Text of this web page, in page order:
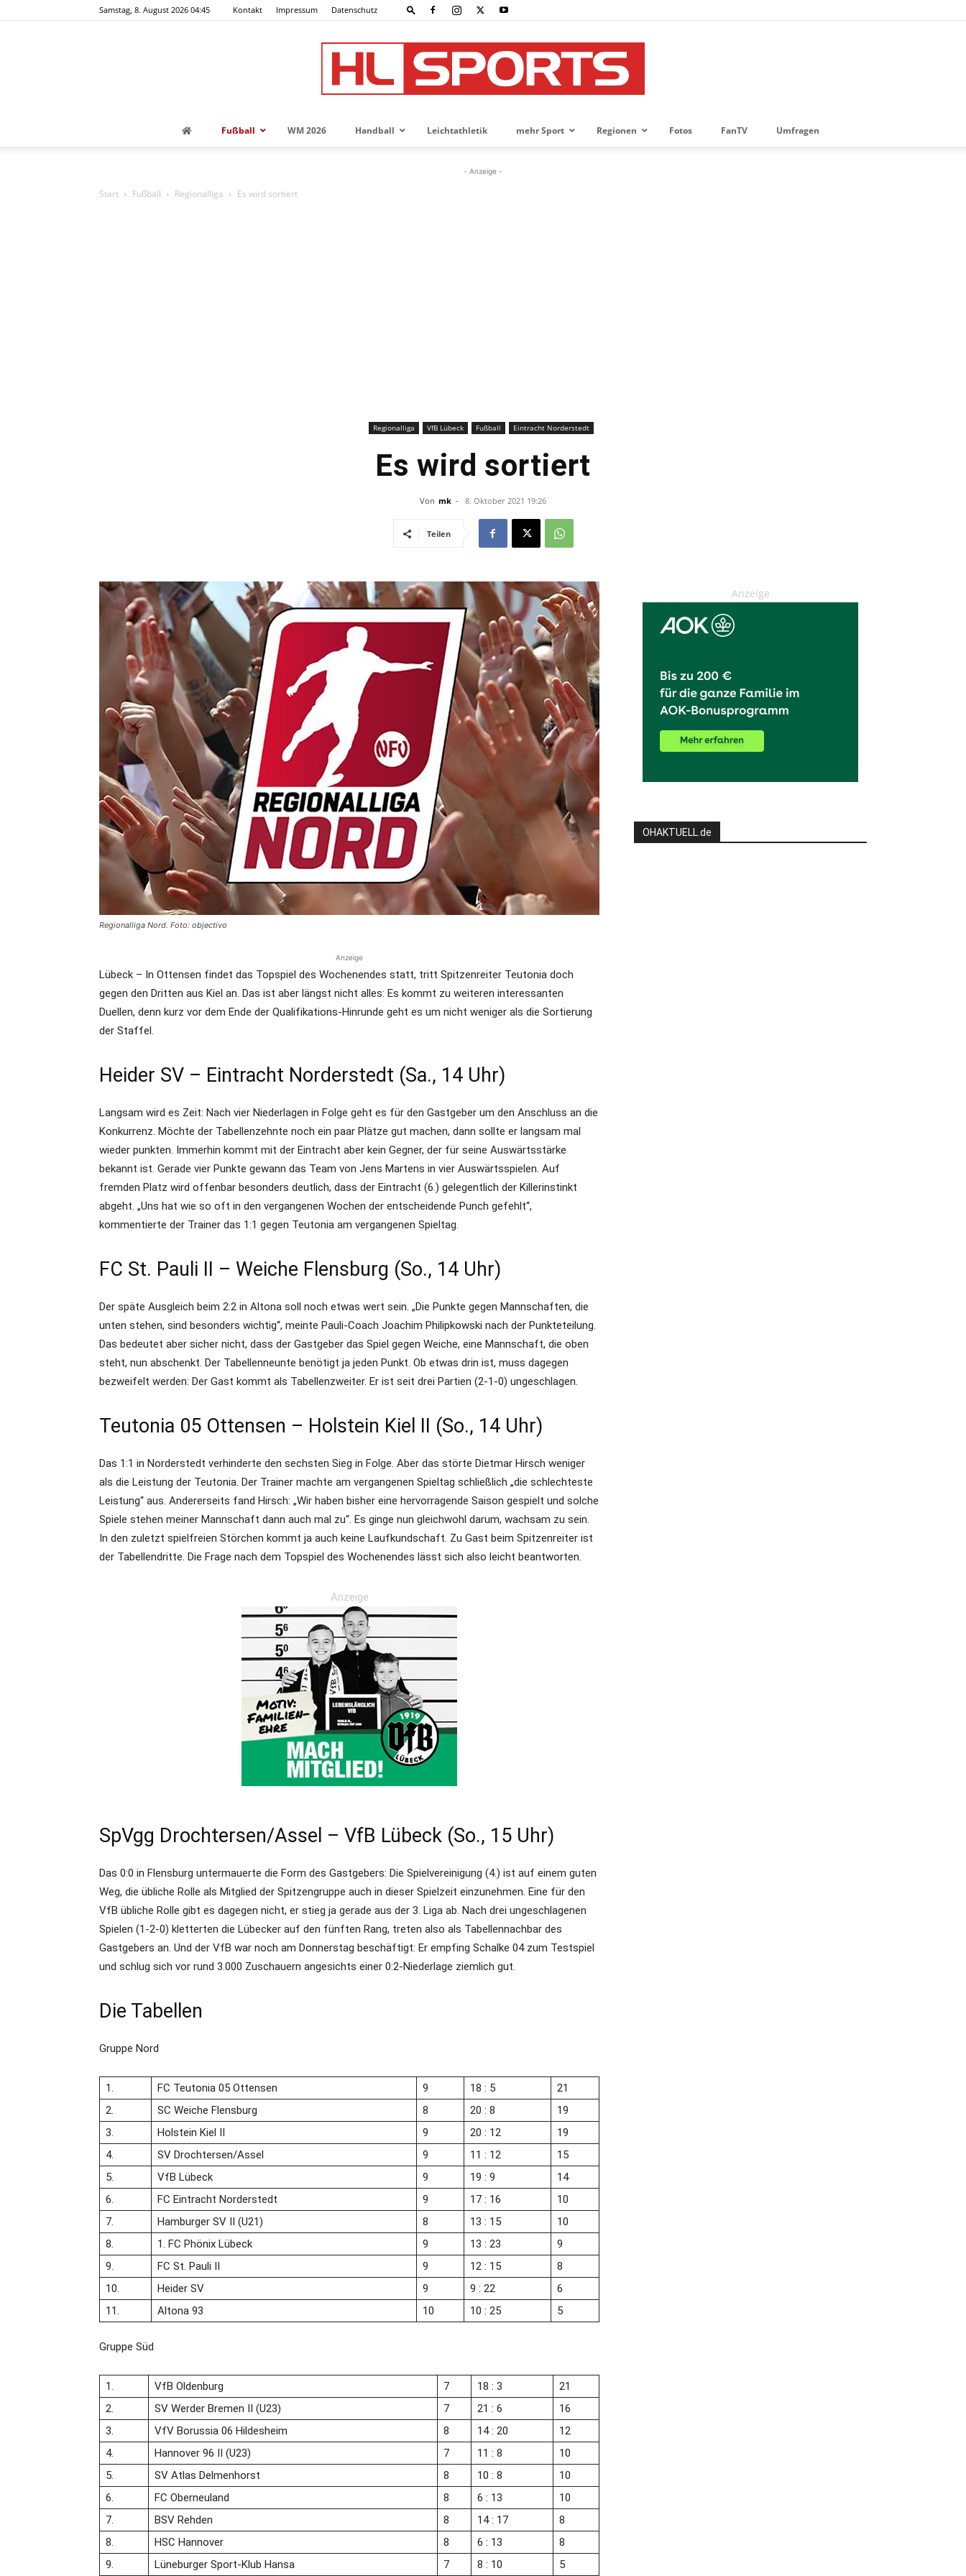
Samstag, 8. August 2026 04:45 Kontakt Impressum Datenschutz
Sport-
die
Lübeck
Fußball WM 2026 Handball Leichtathletik mehr Sport Regionen Fotos FanTV Umfragen
- Anzeige -
Start Fußball Regionalliga Es wird sortiert
Regionalliga VfB Lübeck Fußball Eintracht Norderstedt
Es wird sortiert
Von mk - 8. Oktober 2021 19:26
Teilen
Regionalliga Nord. Foto: objectivo
Anzeige
Lübeck – In Ottensen findet das Topspiel des Wochenendes statt, tritt Spitzenreiter Teutonia doch
gegen den Dritten aus Kiel an. Das ist aber längst nicht alles: Es kommt zu weiteren interessanten
Duellen, denn kurz vor dem Ende der Qualifikations-Hinrunde geht es um nicht weniger als die Sortierung
der Staffel.
Heider SV – Eintracht Norderstedt (Sa., 14 Uhr)
Langsam wird es Zeit: Nach vier Niederlagen in Folge geht es für den Gastgeber um den Anschluss an die
Konkurrenz. Möchte der Tabellenzehnte noch ein paar Plätze gut machen, dann sollte er langsam mal
wieder punkten. Immerhin kommt mit der Eintracht aber kein Gegner, der für seine Auswärtsstärke
bekannt ist. Gerade vier Punkte gewann das Team von Jens Martens in vier Auswärtsspielen. Auf
fremden Platz wird offenbar besonders deutlich, dass der Eintracht (6.) gelegentlich der Killerinstinkt
abgeht. „Uns hat wie so oft in den vergangenen Wochen der entscheidende Punch gefehlt“,
kommentierte der Trainer das 1:1 gegen Teutonia am vergangenen Spieltag.
FC St. Pauli II – Weiche Flensburg (So., 14 Uhr)
Der späte Ausgleich beim 2:2 in Altona soll noch etwas wert sein. „Die Punkte gegen Mannschaften, die
unten stehen, sind besonders wichtig“, meinte Pauli-Coach Joachim Philipkowski nach der Punkteteilung.
Das bedeutet aber sicher nicht, dass der Gastgeber das Spiel gegen Weiche, eine Mannschaft, die oben
steht, nun abschenkt. Der Tabellenneunte benötigt ja jeden Punkt. Ob etwas drin ist, muss dagegen
bezweifelt werden: Der Gast kommt als Tabellenzweiter. Er ist seit drei Partien (2-1-0) ungeschlagen.
Teutonia 05 Ottensen – Holstein Kiel II (So., 14 Uhr)
Das 1:1 in Norderstedt verhinderte den sechsten Sieg in Folge. Aber das störte Dietmar Hirsch weniger
als die Leistung der Teutonia. Der Trainer machte am vergangenen Spieltag schließlich „die schlechteste
Leistung“ aus. Andererseits fand Hirsch: „Wir haben bisher eine hervorragende Saison gespielt und solche
Spiele stehen meiner Mannschaft dann auch mal zu“. Es ginge nun gleichwohl darum, wachsam zu sein.
In den zuletzt spielfreien Störchen kommt ja auch keine Laufkundschaft. Zu Gast beim Spitzenreiter ist
der Tabellendritte. Die Frage nach dem Topspiel des Wochenendes lässt sich also leicht beantworten.
Anzeige
SpVgg Drochtersen/Assel – VfB Lübeck (So., 15 Uhr)
Das 0:0 in Flensburg untermauerte die Form des Gastgebers: Die Spielvereinigung (4.) ist auf einem guten
Weg, die übliche Rolle als Mitglied der Spitzengruppe auch in dieser Spielzeit einzunehmen. Eine für den
VfB übliche Rolle gibt es dagegen nicht, er stieg ja gerade aus der 3. Liga ab. Nach drei ungeschlagenen
Spielen (1-2-0) kletterten die Lübecker auf den fünften Rang, treten also als Tabellennachbar des
Gastgebers an. Und der VfB war noch am Donnerstag beschäftigt: Er empfing Schalke 04 zum Testspiel
und schlug sich vor rund 3.000 Zuschauern angesichts einer 0:2-Niederlage ziemlich gut.
Die Tabellen
Gruppe Nord
1. FC Teutonia 05 Ottensen 9 18 : 5
21
2.
SC Weiche Flensburg 8 20 : 8
19
3.
Holstein Kiel II 9 20 : 12
19
4.
SV Drochtersen/​Assel 9 11 : 12
15
5.
VfB Lübeck 9 19 : 9
14
6.
FC Eintracht Norderstedt 9 17 : 16
10
7.
Hamburger SV II (U21) 8 13 : 15
10
8.
1. FC Phönix Lübeck 9 13 : 23
9
9.
FC St. Pauli II 9 12 : 15
8
10.
Heider SV 9 9 : 22
6
11.
Altona 93 10 10 : 25 5
Gruppe Süd
1. VfB Oldenburg 7 18 : 3
21
2.
SV Werder Bremen II (U23) 7 21 : 6
16
3.
VfV Borussia 06 Hildesheim 8 14 : 20
12
4.
Hannover 96 II (U23) 7 11 : 8
10
5.
SV Atlas Delmenhorst 8 10 : 8
10
6.
FC Oberneuland 8 6 : 13
10
7.
BSV Rehden 8 14 : 17
8
8.
HSC Hannover 8 6 : 13
8
9.
Lüneburger Sport-Klub Hansa 7 8 : 10 5
Anzeige
OHAKTUELL.de